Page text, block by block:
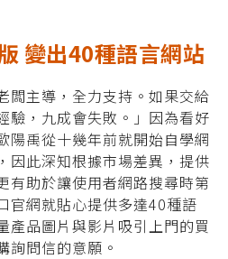
變出40種語言網站
闆主導，全力支持。如果交給
驗，九成會失敗。」因為看好
陽禹從十幾年前就開始自學網
因此深知根據市場差異，提供
有助於讓使用者網路搜尋時第
官網就貼心提供多達40種語
產品圖片與影片吸引上門的買
詢問信的意願。